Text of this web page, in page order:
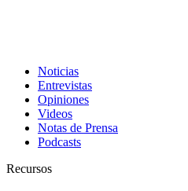
Noticias
Entrevistas
Opiniones
Videos
Notas de Prensa
Podcasts
Recursos